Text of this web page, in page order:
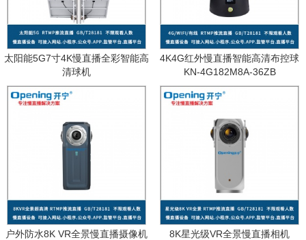
太阳能5G7寸4K慢直播全彩智能高
清球机
4K4G红外慢直播智能高清布控球
KN-4G182M8A-36ZB
户外防水8K VR全景慢直播摄像机
8K星光级VR全景慢直播相机